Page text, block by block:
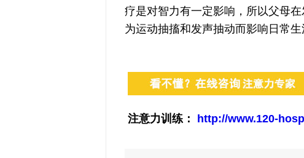
疗是对智力有一定影响，所以父母
为运动抽搐和发声抽动而影响日常
注意力训练： http://www.120-